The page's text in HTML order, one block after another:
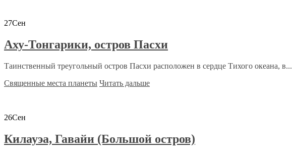
27Сен
Аху-Тонгарики, остров Пасхи
Таинственный треугольный остров Пасхи расположен в сердце Тихого океана, в...
Священные места планеты Читать дальше
26Сен
Килауэа, Гавайи (Большой остров)